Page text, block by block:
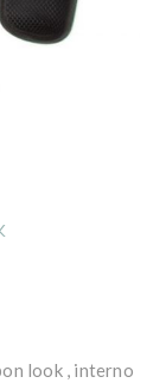
look , interno